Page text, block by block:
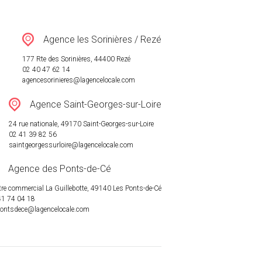
Agence les Sorinières / Rezé
177 Rte des Sorinières, 44400 Rezé
02 40 47 62 14
agencesorinieres@lagencelocale.com
Agence Saint-Georges-sur-Loire
24 rue nationale, 49170 Saint-Georges-sur-Loire
02 41 39 82 56
saintgeorgessurloire@lagencelocale.com
Agence des Ponts-de-Cé
commercial La Guillebotte, 49140 Les Ponts-de-Cé
74 04 18